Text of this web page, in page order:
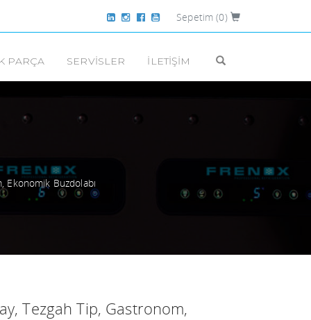
Sepetim(0)
SOĞUK ODALAR
PARÇA SERVISLER İLETIŞIM
Ekonomik Buzdolabı
Tezgah Tip, Gastronom,